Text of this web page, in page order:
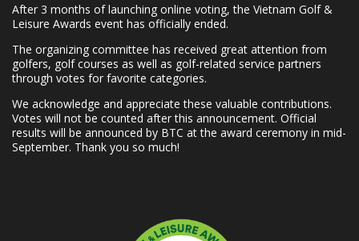
After 3 months of launching online voting, the Vietnam Golf &
Leisure Awards event has officially ended.
The organizing committee has received great attention from
golfers, golf courses as well as golf-related service partners
through votes for favorite categories.
We acknowledge and appreciate these valuable contributions.
Votes will not be counted after this announcement. Official
results will be announced by BTC at the award ceremony in mid-
September. Thank you so much!